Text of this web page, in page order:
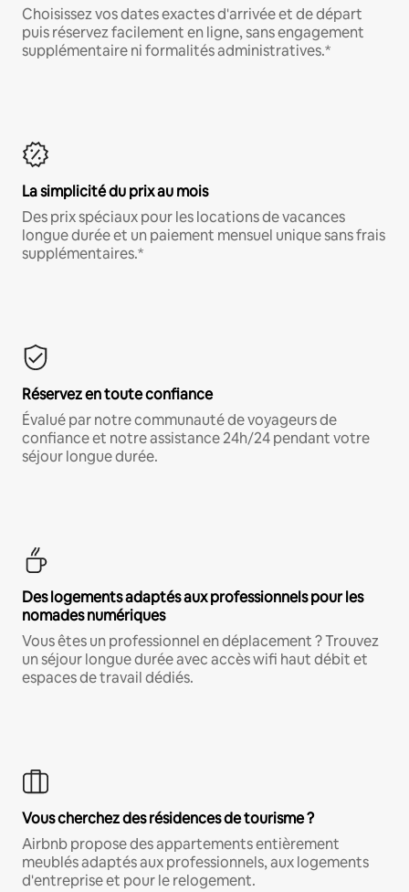
Choisissez vos dates exactes d'arrivée et de départ
puis réservez facilement en ligne, sans engagement
supplémentaire ni formalités administratives.*
La simplicité du prix au mois
Des prix spéciaux pour les locations de vacances
longue durée et un paiement mensuel unique sans frais
supplémentaires.*
Réservez en toute confiance
Évalué par notre communauté de voyageurs de
confiance et notre assistance 24h/24 pendant votre
séjour longue durée.
Des logements adaptés aux professionnels pour les
nomades numériques
Vous êtes un professionnel en déplacement ? Trouvez
un séjour longue durée avec accès wifi haut débit et
espaces de travail dédiés.
Vous cherchez des résidences de tourisme ?
Airbnb propose des appartements entièrement
meublés adaptés aux professionnels, aux logements
d'entreprise et pour le relogement.